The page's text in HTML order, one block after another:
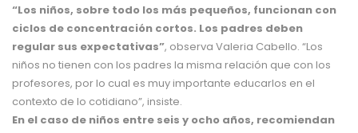
“Los niños, sobre todo los más pequeños, funcionan con
ciclos de concentración cortos. Los padres deben
regular sus expectativas”, observa Valeria Cabello. “Los
niños no tienen con los padres la misma relación que con los
profesores, por lo cual es muy importante educarlos en el
contexto de lo cotidiano”, insiste.
En el caso de niños entre seis y ocho años, recomiendan